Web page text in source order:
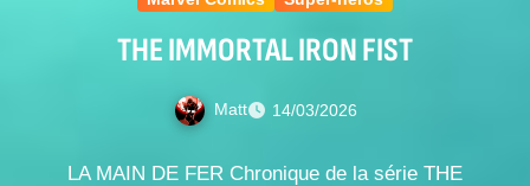
THE IMMORTAL IRON FIST
Matt 14/03/2026
LA MAIN DE FER Chronique de la série THE